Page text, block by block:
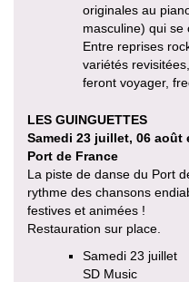
originales au
masculine) qui se
Entre reprises
variétés
feront voyager,
LES GUINGUETTES
Samedi 23 juillet, 06 août
Port de France
La piste de danse du Port
rythme des chansons
festives et animées !
Restauration sur place.
Samedi 23 juillet
SD Music